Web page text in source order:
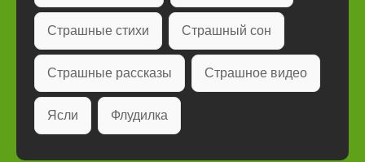
Страшные стихи Страшный сон
Страшные рассказы Страшное видео
Ясли Флудилка